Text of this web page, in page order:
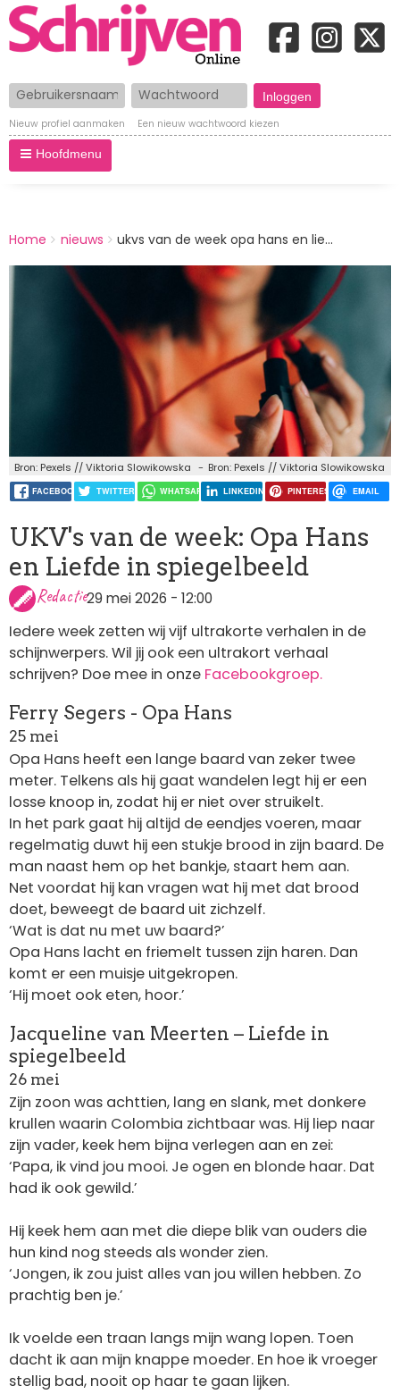
Gebruikersnaam Wachtwoord
Nieuw profiel aanmaken Een nieuw wachtwoord kiezen
Hoofdmenu
BREADCRUMBS
You
Home nieuws
ukvs van de week opa hans en lie...
Afbeelding
Bron: Pexels // Viktoria Slowikowska Bron: Pexels // Viktoria Slowikowska
FACEBOOK TWITTER WHATSAPP LINKEDIN PINTEREST EMAIL
UKV's van de week: Opa Hans
en Liefde in spiegelbeeld
Redactie29 mei 2026 - 12:00
Iedere week zetten wij vijf ultrakorte verhalen in de
schijnwerpers. Wil jij ook een ultrakort verhaal
schrijven? Doe mee in onze Facebookgroep.
Ferry Segers - Opa Hans
25 mei
Opa Hans heeft een lange baard van zeker twee
meter. Telkens als hij gaat wandelen legt hij er een
losse knoop in, zodat hij er niet over struikelt.
In het park gaat hij altijd de eendjes voeren, maar
regelmatig duwt hij een stukje brood in zijn baard. De
man naast hem op het bankje, staart hem aan.
Net voordat hij kan vragen wat hij met dat brood
doet, beweegt de baard uit zichzelf.
‘Wat is dat nu met uw baard?’
Opa Hans lacht en friemelt tussen zijn haren. Dan
komt er een muisje uitgekropen.
‘Hij moet ook eten, hoor.’
Jacqueline van Meerten – Liefde in
spiegelbeeld
26 mei
Zijn zoon was achttien, lang en slank, met donkere
krullen waarin Colombia zichtbaar was. Hij liep naar
zijn vader, keek hem bijna verlegen aan en zei:
‘Papa, ik vind jou mooi. Je ogen en blonde haar. Dat
had ik ook gewild.’
Hij keek hem aan met die diepe blik van ouders die
hun kind nog steeds als wonder zien.
‘Jongen, ik zou juist alles van jou willen hebben. Zo
prachtig ben je.’
Ik voelde een traan langs mijn wang lopen. Toen
dacht ik aan mijn knappe moeder. En hoe ik vroeger
stellig bad, nooit op haar te gaan lijken.